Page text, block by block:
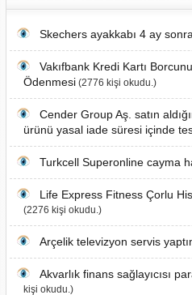
Skechers ayakkabı 4 ay sonra
Vakıfbank Kredi Kartı
Ödenmesi(2776 kişi okudu.)
Cender Group Aş. satın
ürünü yasal iade süresi içinde
Turkcell Superonline cayma
Life Express Fitness Çorlu
(2276 kişi okudu.)
Arçelik televizyon servis
Akvarlık finans sağlayıcısı
kişi okudu.)